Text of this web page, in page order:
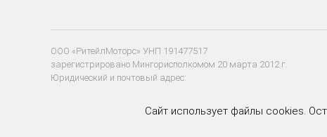
ООО «РитейлМоторс» УНП 191477517
зарегистрировано Мингорисполкомом 20 марта 2012 г.
Юридический и почтовый адрес:
Сайт использует файлы cookies.